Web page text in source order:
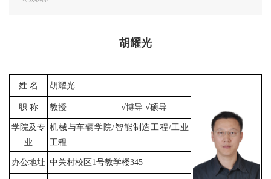
胡耀光
姓 名 胡耀光
职 称 教授 √博导 √硕导
学院及专
业
机械与车辆学院/智能制造工程/工业
工程
办公地址 中关村校区1号教学楼345